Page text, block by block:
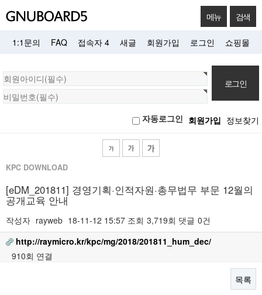
메뉴 검색
1:1문의 FAQ 접속자 4 새글 회원가입 로그인 쇼핑몰
회
원
그
자동로그인 회원가입 정보찾기
KPC DOWNLOAD
[eDM_201811] 경영기획·인적자원·총무법무 부문 12월의
공개교육 안내
작성자 rayweb 18-11-12 15:57 조회 3,719회 댓글 0건
http://raymicro.kr/kpc/mg/2018/201811_hum_dec/
910회 연결
목록